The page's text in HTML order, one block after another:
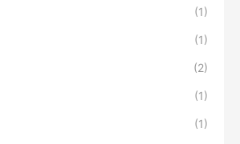
(1)
(1)
(2)
(1)
(1)